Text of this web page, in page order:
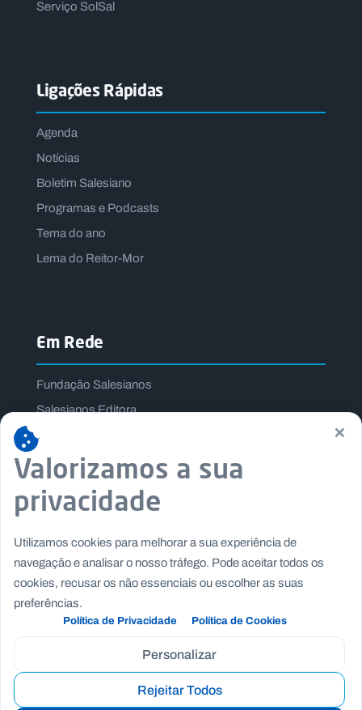
Serviço SolSal
Ligações Rápidas
Agenda
Notícias
Boletim Salesiano
Programas e Podcasts
Tema do ano
Lema do Reitor-Mor
Em Rede
Fundação Salesianos
Salesianos Editora
Família Salesiana
Missão Dom Bosco
Copyright © Fundação Salesianos
×
Valorizamos a sua
privacidade
Utilizamos cookies para melhorar a sua experiência de
navegação e analisar o nosso tráfego. Pode aceitar todos os
cookies, recusar os não essenciais ou escolher as suas
preferências.
Política de Privacidade Política de Cookies
Personalizar
Rejeitar Todos